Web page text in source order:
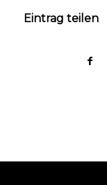
Eintrag teilen